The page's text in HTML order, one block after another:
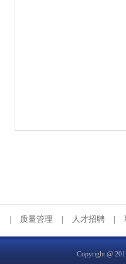
质量管理 人才招聘
Copyright @